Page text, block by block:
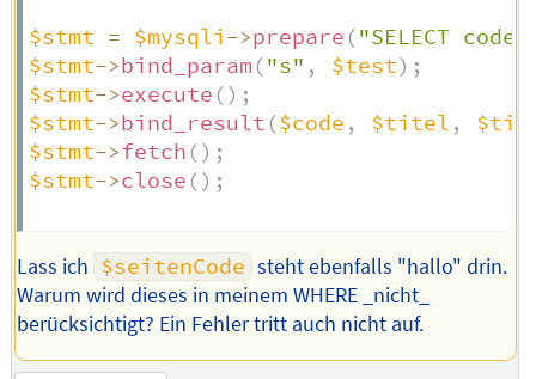
$stmt = $mysqli->prepare ("SELECT
$stmt->bind_param ("s" , $test) ;
$stmt->execute () ;
$stmt->bind_result ($code , $titel ,
$stmt->fetch () ;
$stmt->close () ;
Lass ich $seitenCode steht ebenfalls "hallo" drin.
Warum wird dieses in meinem WHERE _nicht_
berücksichtigt? Ein Fehler tritt auch nicht auf.